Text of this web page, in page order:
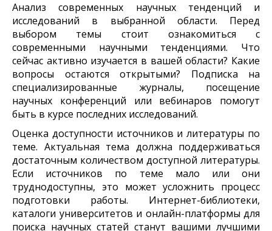
Анализ современных научных тенденций и
исследований в выбранной области. Перед
выбором темы стоит ознакомиться с
современными научными тенденциями. Что
сейчас активно изучается в вашей области? Какие
вопросы остаются открытыми? Подписка на
специализированные журналы, посещение
научных конференций или вебинаров помогут
быть в курсе последних исследований.
Оценка доступности источников и литературы по
теме. Актуальная тема должна поддерживаться
достаточным количеством доступной литературы.
Если источников по теме мало или они
труднодоступны, это может усложнить процесс
подготовки работы. Интернет-библиотеки,
каталоги университетов и онлайн-платформы для
поиска научных статей станут вашими лучшими